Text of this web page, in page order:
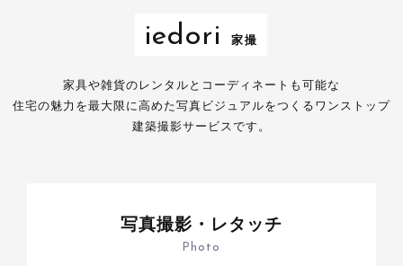
iedori 家撮
家具や雑貨のレンタルとコーディネートも可能な
住宅の魅力を最大限に高めた写真ビジュアルをつくるワンストップ
建築撮影サービスです。
写真撮影・レタッチ
Photo